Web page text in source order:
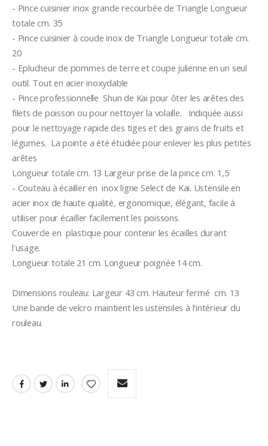
- Pince cuisinier inox grande recourbée de Triangle Longueur
totale cm. 35
- Pince cuisinier à coude inox de Triangle Longueur totale cm.
20
- Eplucheur de pommes de terre et coupe julienne en un seul
outil. Tout en acier inoxydable
- Pince professionnelle  Shun de Kai pour ôter les arêtes des
filets de poisson ou pour nettoyer la volaille.   Indiquée aussi
pour le nettoyage rapide des tiges et des grains de fruits et
légumes.  La pointe a été étudiée pour enlever les plus petites
arêtes
Longueur totale cm. 13 Largeur prise de la pince cm. 1,5
- Couteau à écailler en  inox ligne Select de Kai. Ustensile en
acier inox de haute qualité, ergonomique, élégant, facile à
utiliser pour écailler facilement les poissons.
Couvercle en  plastique pour contenir les écailles durant
l'usage.
Longueur totale 21 cm. Longueur poignée 14 cm.
Dimensions rouleau: Largeur 43 cm. Hauteur fermé  cm. 13
Une bande de velcro maintient les ustensiles à l'intérieur du
rouleau.